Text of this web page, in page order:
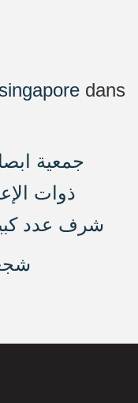
dans
جمعية
ذوات
شرف عدد